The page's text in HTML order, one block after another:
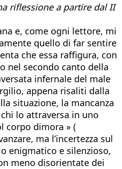
riflessione a partire dal II
e, come ogni lettore, mi
quello di far sentire
che essa raffigura, con
nel secondo canto della
infernale del male
appena risaliti dalla
situazione, la mancanza
lo attraversa in uno
corpo dimora » (
ma l’incertezza sul
enigmatico e silenzioso,
meno disorientate dei